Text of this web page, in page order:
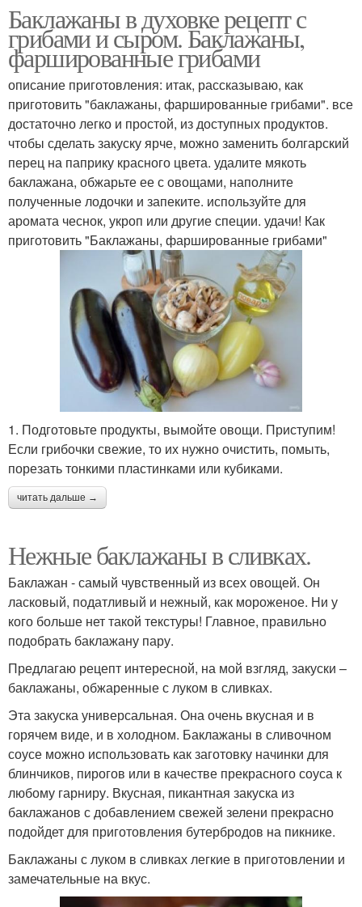
Баклажаны в духовке рецепт с
грибами и сыром. Баклажаны,
фаршированные грибами
описание приготовления: итак, рассказываю, как
приготовить "баклажаны, фаршированные грибами". все
достаточно легко и простой, из доступных продуктов.
чтобы сделать закуску ярче, можно заменить болгарский
перец на паприку красного цвета. удалите мякоть
баклажана, обжарьте ее с овощами, наполните
полученные лодочки и запеките. используйте для
аромата чеснок, укроп или другие специи. удачи! Как
приготовить "Баклажаны, фаршированные грибами"
1. Подготовьте продукты, вымойте овощи. Приступим!
Если грибочки свежие, то их нужно очистить, помыть,
порезать тонкими пластинками или кубиками.
читать дальше →
Нежные баклажаны в сливках.
Баклажан - самый чувственный из всех овощей. Он
ласковый, податливый и нежный, как мороженое. Ни у
кого больше нет такой текстуры! Главное, правильно
подобрать баклажану пару.
Предлагаю рецепт интересной, на мой взгляд, закуски –
баклажаны, обжаренные с луком в сливках.
Эта закуска универсальная. Она очень вкусная и в
горячем виде, и в холодном. Баклажаны в сливочном
соусе можно использовать как заготовку начинки для
блинчиков, пирогов или в качестве прекрасного соуса к
любому гарниру. Вкусная, пикантная закуска из
баклажанов с добавлением свежей зелени прекрасно
подойдет для приготовления бутербродов на пикнике.
Баклажаны с луком в сливках легкие в приготовлении и
замечательные на вкус.